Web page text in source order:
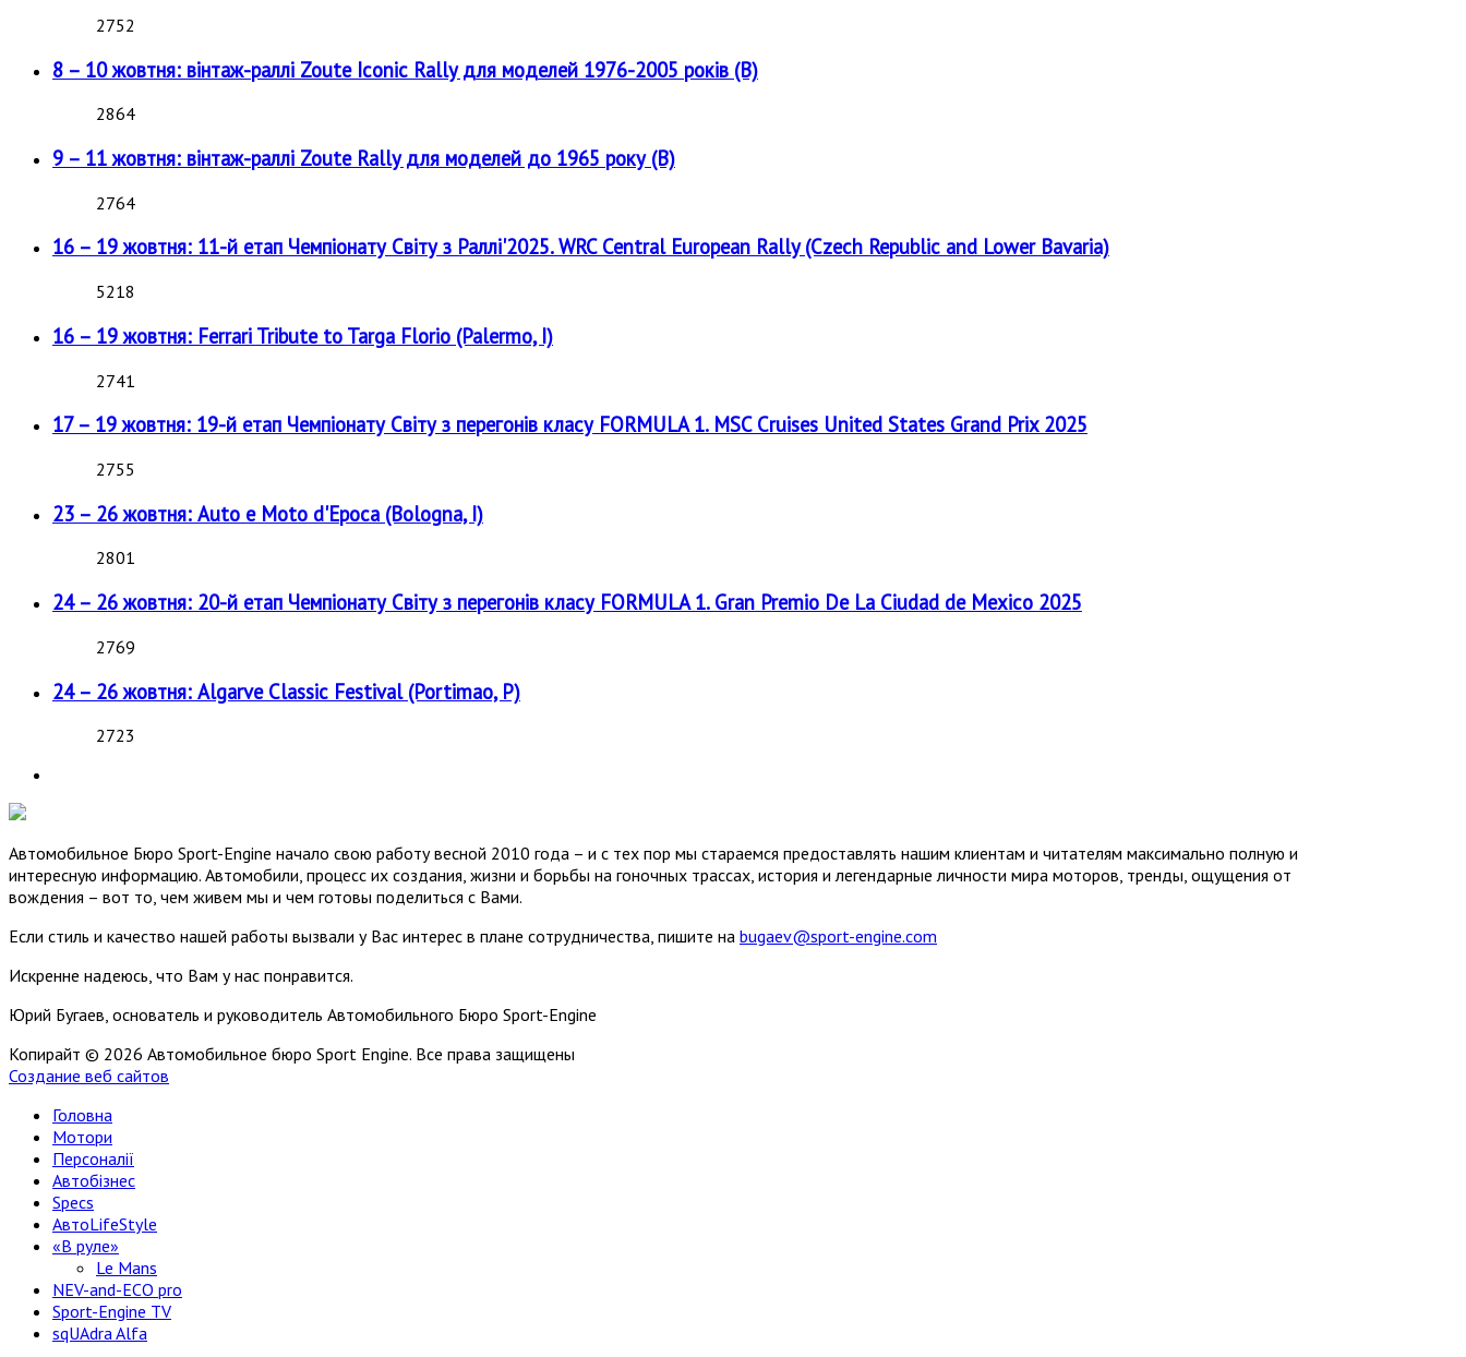
2752
8 – 10 жовтня: вінтаж-раллі Zoute Iconic Rally для моделей 1976-2005 років (B)
2864
9 – 11 жовтня: вінтаж-раллі Zoute Rally для моделей до 1965 року (B)
2764
16 – 19 жовтня: 11-й етап Чемпіонату Світу з Раллі'2025. WRC Central European Rally (Czech Republic and Lower Bavaria)
5218
16 – 19 жовтня: Ferrari Tribute to Targa Florio (Palermo, I)
2741
17 – 19 жовтня: 19-й етап Чемпіонату Світу з перегонів класу FORMULA 1. MSC Cruises United States Grand Prix 2025
2755
23 – 26 жовтня: Auto e Moto d'Epoca (Bologna, I)
2801
24 – 26 жовтня: 20-й етап Чемпіонату Світу з перегонів класу FORMULA 1. Gran Premio De La Ciudad de Mexico 2025
2769
24 – 26 жовтня: Algarve Classic Festival (Portimao, P)
2723
Автомобильное Бюро Sport-Engine начало свою работу весной 2010 года – и с тех пор мы стараемся предоставлять нашим клиентам и читателям максимально полную и
интересную информацию. Автомобили, процесс их создания, жизни и борьбы на гоночных трассах, история и легендарные личности мира моторов, тренды, ощущения от
вождения – вот то, чем живем мы и чем готовы поделиться с Вами.
Если стиль и качество нашей работы вызвали у Вас интерес в плане сотрудничества, пишите на bugaev@sport-engine.com
Искренне надеюсь, что Вам у нас понравится.
Юрий Бугаев, основатель и руководитель Автомобильного Бюро Sport-Engine
Копирайт © 2026 Автомобильное бюро Sport Engine. Все права защищены
Создание веб сайтов
Головна
Мотори
Персоналії
Автобізнес
Specs
АвтоLifeStyle
«В руле»
Le Mans
NEV-and-ECO pro
Sport-Engine TV
sqUAdra Alfa